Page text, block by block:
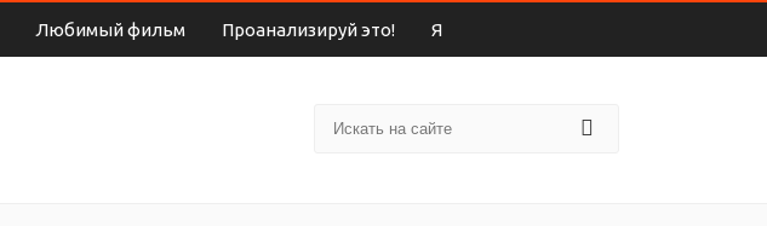
Любимый фильм Проанализируй это! Я